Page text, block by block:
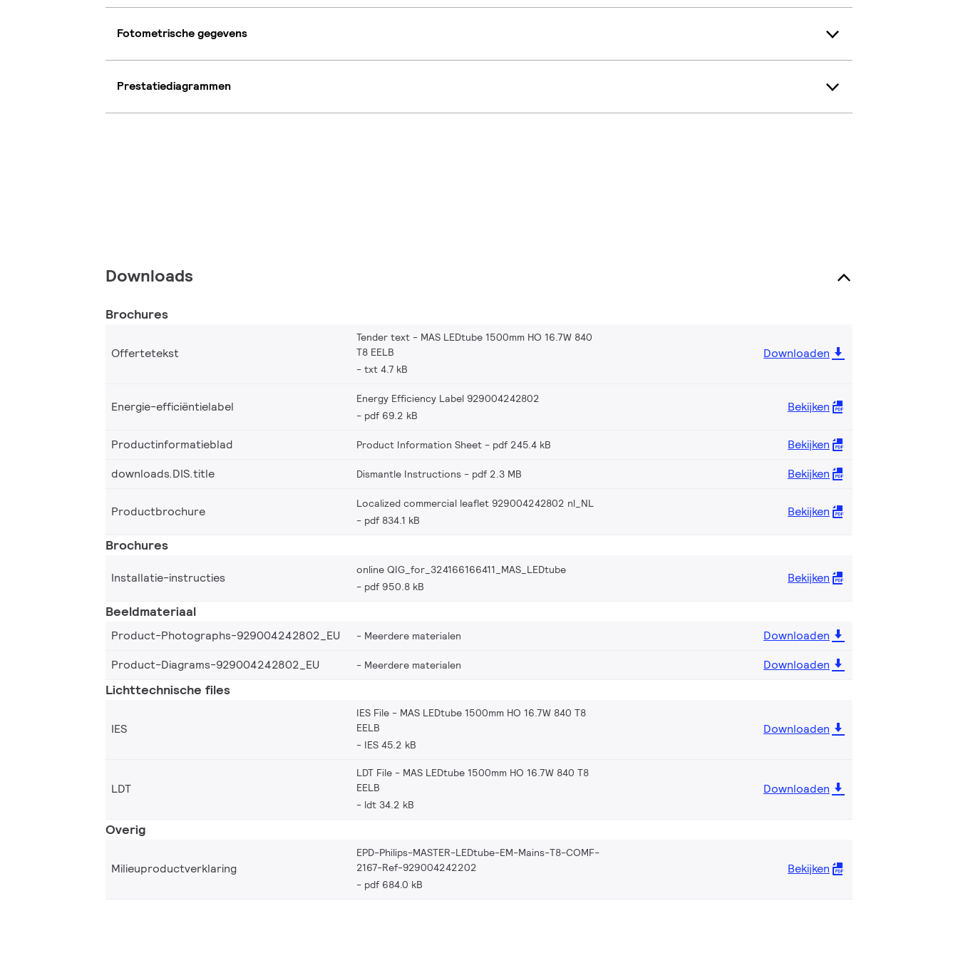
Fotometrische gegevens
Prestatiediagrammen
Downloads
Brochures
Offertetekst
Tender text - MAS LEDtube 1500mm HO 16.7W 840
T8 EELB
txt 4.7 kB
Downloaden
Energie-efficiëntielabel
Energy Efficiency Label 929004242802
pdf 69.2 kB
Bekijken
Productinformatieblad Product Information Sheet pdf 245.4 kB
Bekijken
downloads.DIS.title
Dismantle Instructions pdf 2.3 MB Bekijken
Productbrochure
Localized commercial leaflet 929004242802 nl_NL
pdf 834.1 kB
Bekijken
Brochures
Installatie-instructies
online QIG_for_324166166411_MAS_LEDtube
pdf 950.8 kB
Bekijken
Beeldmateriaal
Product-Photographs-929004242802_EU Meerdere materialen
Downloaden
Product-Diagrams-929004242802_EU
Meerdere materialen Downloaden
Lichttechnische files
IES
IES File - MAS LEDtube 1500mm HO 16.7W 840 T8
EELB
IES 45.2 kB
Downloaden
LDT
LDT File - MAS LEDtube 1500mm HO 16.7W 840 T8
EELB
ldt 34.2 kB
Downloaden
Overig
Milieuproductverklaring
EPD-Philips-MASTER-LEDtube-EM-Mains-T8-COMF-
2167-Ref-929004242202
pdf 684.0 kB
Bekijken